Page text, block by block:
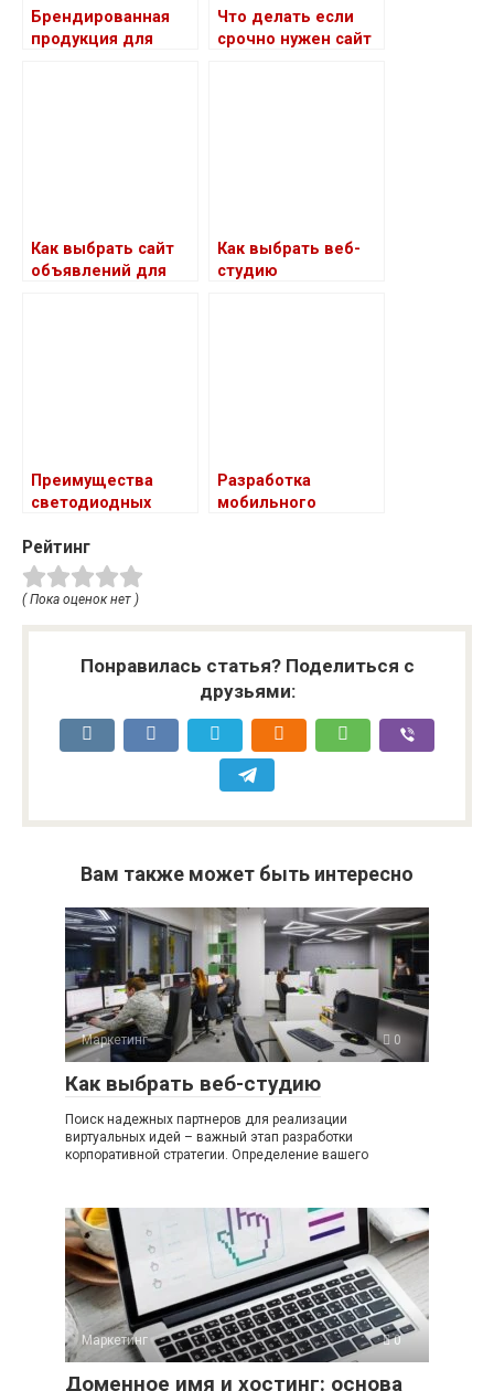
Брендированная
продукция для
Что делать если
срочно нужен сайт
Как выбрать сайт
объявлений для
Как выбрать веб-
студию
Преимущества
светодиодных
продвижения
рекламы
Разработка
мобильного
Рейтинг
( Пока оценок нет )
Понравилась статья? Поделиться с
друзьями:
Вам также может быть интересно
Маркетинг 0
Как выбрать веб-студию
Поиск надежных партнеров для реализации
виртуальных идей – важный этап разработки
корпоративной стратегии. Определение вашего
Маркетинг 0
Доменное имя и хостинг: основа